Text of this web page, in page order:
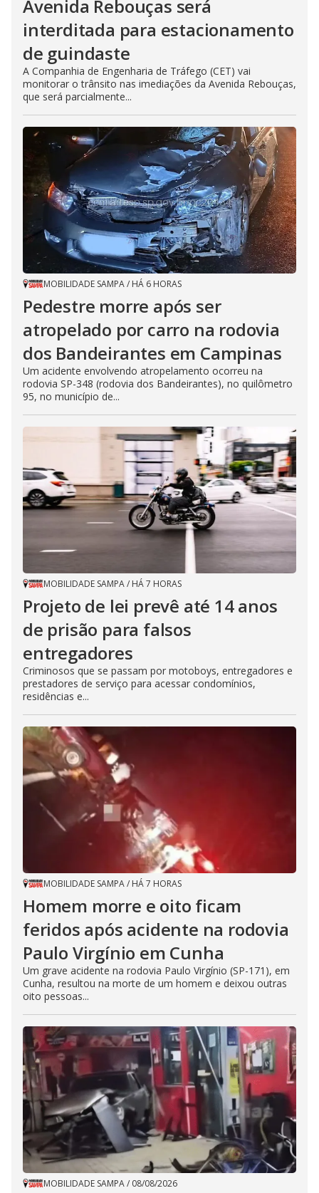
Avenida Rebouças será
interditada para estacionamento
de guindaste
A Companhia de Engenharia de Tráfego (CET) vai
monitorar o trânsito nas imediações da Avenida Rebouças,
que será parcialmente...
MOBILIDADE SAMPA/ HÁ 6 HORAS
Pedestre morre após ser
atropelado por carro na rodovia
dos Bandeirantes em Campinas
Um acidente envolvendo atropelamento ocorreu na
rodovia SP-348 (rodovia dos Bandeirantes), no quilômetro
95, no município de...
MOBILIDADE SAMPA/ HÁ 7 HORAS
Projeto de lei prevê até 14 anos
de prisão para falsos
entregadores
Criminosos que se passam por motoboys, entregadores e
prestadores de serviço para acessar condomínios,
residências e...
MOBILIDADE SAMPA/ HÁ 7 HORAS
Homem morre e oito ficam
feridos após acidente na rodovia
Paulo Virgínio em Cunha
Um grave acidente na rodovia Paulo Virgínio (SP-171), em
Cunha, resultou na morte de um homem e deixou outras
oito pessoas...
MOBILIDADE SAMPA/ 08/08/2026